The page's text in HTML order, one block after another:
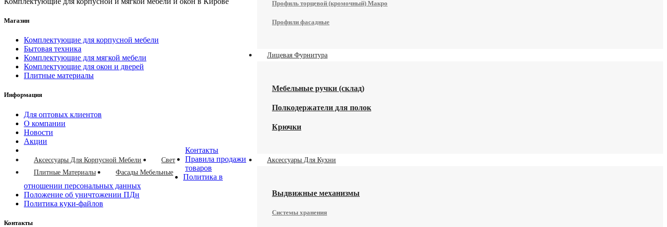
Профиль торцевой (кромочный) Макро
Профили фасадные
Лицевая Фурнитура
Мебельные ручки (склад)
Полкодержатели для полок
Крючки
Аксессуары Для Кухни
Выдвижные механизмы
Системы хранения
Аксессуары Для Корпусной Мебели
Свет
Плитные Материалы
Фасады Мебельные
Магазин
Комплектующие для корпусной мебели
Бытовая техника
Комплектующие для мягкой мебели
Комплектующие для окон и дверей
Плитные материалы
Информация
Для оптовых клиентов
О компании
Новости
Акции
Контакты
Правила продажи
товаров
Политика в
отношении персональных данных
Положение об уничтожении ПДн
Политика куки-файлов
Контакты